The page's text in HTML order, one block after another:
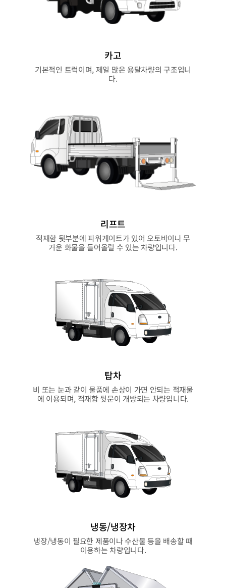
카고
기본적인 트럭이며, 제일 많은 용달차량의 구조입니
다.
리프트
적재함 뒷부분에 파워게이트가 있어 오토바이나 무
거운 화물을 들어올릴 수 있는 차량입니다.
탑차
비 또는 눈과 같이 물품에 손상이 가면 안되는 적재물
에 이용되며, 적재함 뒷문이 개방되는 차량입니다.
냉동/냉장차
냉장/냉동이 필요한 제품이나 수산물 등을 배송할 때
이용하는 차량입니다.